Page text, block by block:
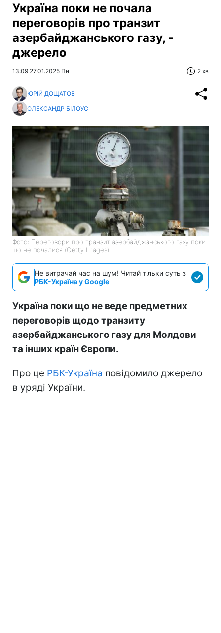
Україна поки не почала
переговорів про транзит
азербайджанського газу, -
джерело
13:09 27.01.2025 Пн 2 хв
ЮРІЙ ДОЩАТОВ
ОЛЕКСАНДР БІЛОУС
Фото: Переговори про транзит азербайджанського газу поки
що не почалися (Getty Images)
Не витрачай час на шум! Читай тільки суть з
РБК-Україна у Google
Україна поки що не веде предметних
переговорів щодо транзиту
азербайджанського газу для Молдови
та інших країн Європи.
Про це РБК-Україна повідомило джерело
в уряді України.